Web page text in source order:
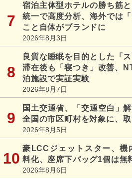
宿泊主体型ホテルの勝ち筋
統一で高度分析、海外では
こと自体がブランドに
2026年8月3日
良質な睡眠を目的とした「
滞在後も「寝つき」改善、
泊施設で実証実験
2026年8月7日
国土交通省、「交通空白」
全国の市区町村を対象に、
2026年8月5日
豪LCCジェットスター、機
料化、座席下バッグ1個は無
2026年8月6日